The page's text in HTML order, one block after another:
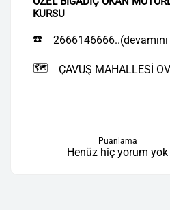
KURSU
☎️
🗺️ ÇAVUŞ MAHALLESİ
Puanlama
Henüz hiç yorum yok